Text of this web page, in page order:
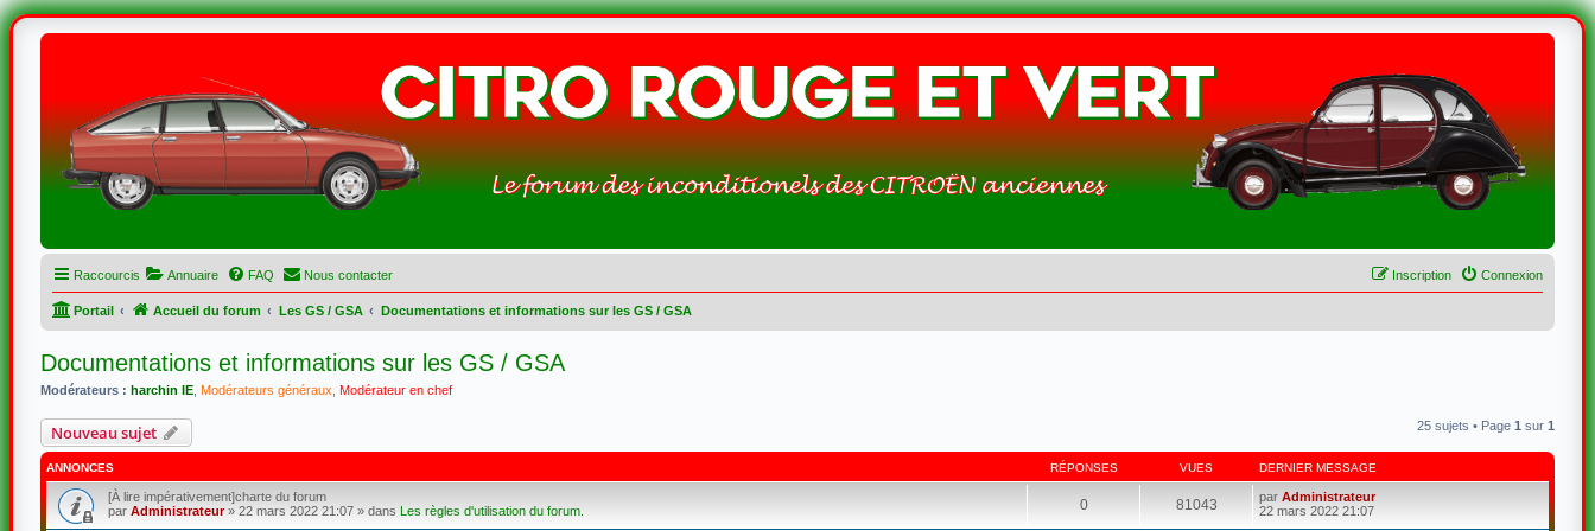
Raccourcis Annuaire FAQ Nous contacter Connexion
Inscription
Portail Accueil du forum Les GS / GSA Documentations et informations sur les GS / GSA
Documentations et informations sur les GS / GSA
Modérateurs : harchin IE, Modérateurs généraux Modérateur en chef
Nouveau sujet 25 sujets • Page1 sur1
ANNONCES RÉPONSES VUES DERNIER MESSAGE
[À lire impérativement]charte du forum
par Administrateur» 22 mars 2022 21:07» dans Les règles d'utilisation du forum. 0 81043 parAdministrateur
22 mars 2022 21:07